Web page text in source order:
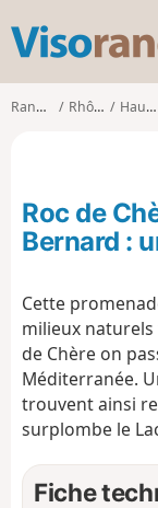
Randonnées Rhône-Alpes Haute-Savoie
Roc de
Bernard :
Cette
milieux
de Chère on
Méditerranée.
trouvent ainsi
surplombe le
Fiche